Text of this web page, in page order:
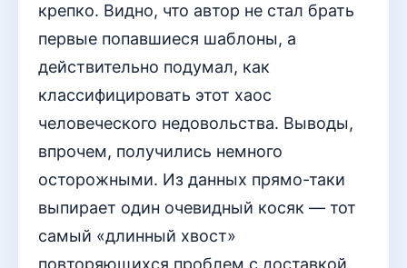
крепко. Видно, что автор не стал брать
первые попавшиеся шаблоны, а
действительно подумал, как
классифицировать этот хаос
человеческого недовольства. Выводы,
впрочем, получились немного
осторожными. Из данных прямо-таки
выпирает один очевидный косяк — тот
самый «длинный хвост»
повторяющихся проблем с доставкой.